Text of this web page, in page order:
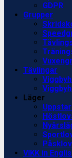
GDPR
Grupper
Tävlingar
Läger
VIKK in